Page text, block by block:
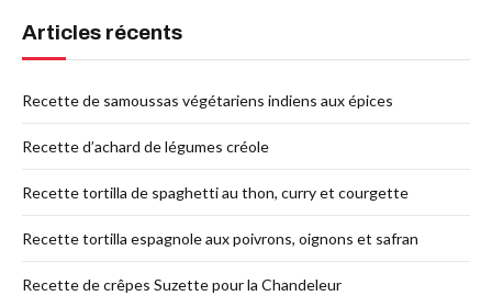
Articles récents
Recette de samoussas végétariens indiens aux épices
Recette d’achard de légumes créole
Recette tortilla de spaghetti au thon, curry et courgette
Recette tortilla espagnole aux poivrons, oignons et safran
Recette de crêpes Suzette pour la Chandeleur